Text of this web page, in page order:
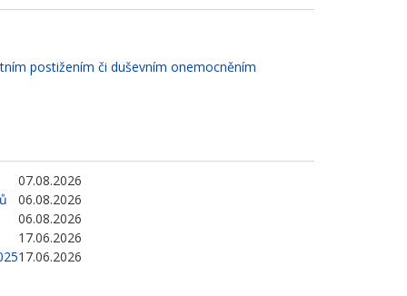
postižením či duševním onemocněním
07.08.2026
06.08.2026
06.08.2026
17.06.2026
17.06.2026